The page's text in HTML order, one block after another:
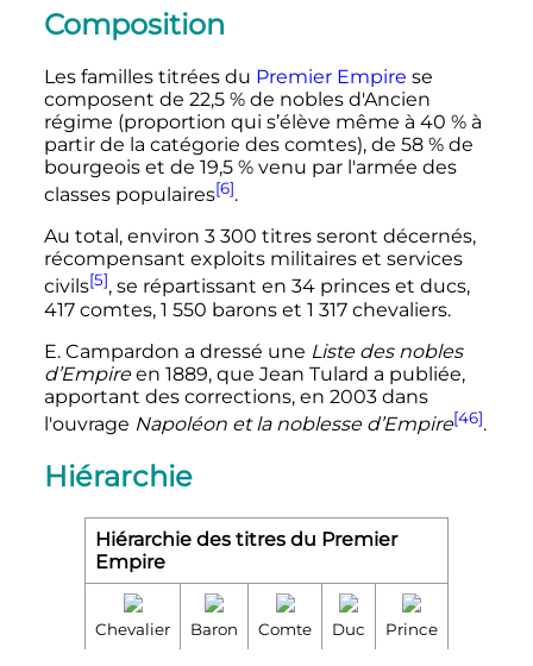
Composition
Les familles titrées du Premier Empire se
composent de 22,5 % de nobles d'Ancien
régime (proportion qui s’élève même à 40 % à
partir de la catégorie des comtes), de 58 % de
bourgeois et de 19,5 % venu par l'armée des
classes populaires[6].
Au total, environ 3 300 titres seront décernés,
récompensant exploits militaires et services
civils[5], se répartissant en 34 princes et ducs,
417 comtes, 1 550 barons et 1 317chevaliers.
E. Campardon a dressé une Liste des nobles
d’Empireen 1889, que Jean Tulard a publiée,
apportant des corrections, en 2003 dans
l'ouvrage Napoléon et la noblesse d’Empire[46].
Hiérarchie
Hiérarchie des titres du Premier
Empire
Chevalier Baron Comte Duc Prince